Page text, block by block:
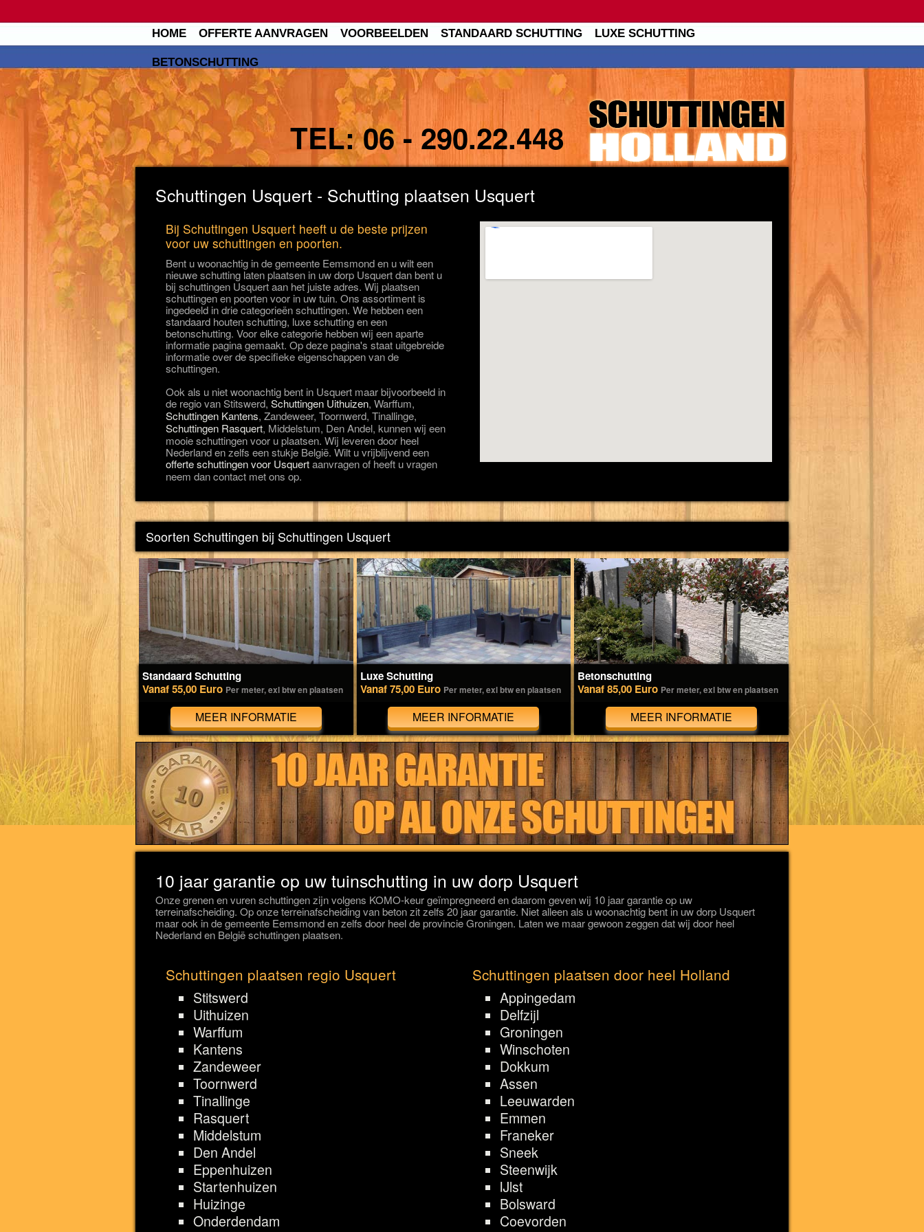
HOME OFFERTE AANVRAGEN VOORBEELDEN STANDAARD SCHUTTING LUXE SCHUTTING
BETONSCHUTTING
TEL:06 - 290.22.448
Schuttingen Usquert - Schutting plaatsen Usquert
Bij Schuttingen Usquert heeft u de beste prijzen
voor uw schuttingen en poorten.
Bent u woonachtig in de gemeente Eemsmond en u wilt een
nieuwe schutting laten plaatsen in uw dorp Usquert dan bent u
bij schuttingen Usquert aan het juiste adres. Wij plaatsen
schuttingen en poorten voor in uw tuin. Ons assortiment is
ingedeeld in drie categorieën schuttingen. We hebben een
standaard houten schutting, luxe schutting en een
betonschutting. Voor elke categorie hebben wij een aparte
informatie pagina gemaakt. Op deze pagina's staat uitgebreide
informatie over de specifieke eigenschappen van de
schuttingen.
Ook als u niet woonachtig bent in Usquert maar bijvoorbeeld in
de regio van Stitswerd, Schuttingen Uithuizen, Warffum,
Schuttingen Kantens, Zandeweer, Toornwerd, Tinallinge,
Schuttingen Rasquert, Middelstum, Den Andel, kunnen wij een
mooie schuttingen voor u plaatsen. Wij leveren door heel
Nederland en zelfs een stukje België. Wilt u vrijblijvend een
offerte schuttingen voor Usquertaanvragen of heeft u vragen
neem dan contact met ons op.
Soorten Schuttingen bij Schuttingen Usquert
Standaard Schutting
Vanaf 55,00 Euro Per meter, exl btw en plaatsen
MEER INFORMATIE
Luxe Schutting
Vanaf 75,00 Euro Per meter, exl btw en plaatsen
MEER INFORMATIE
Betonschutting
Vanaf 85,00 Euro Per meter, exl btw en plaatsen
MEER INFORMATIE
10 jaar garantie op uw tuinschutting in uw dorp Usquert
Onze grenen en vuren schuttingen zijn volgens KOMO-keur geïmpregneerd en daarom geven wij 10 jaar garantie op uw
terreinafscheiding. Op onze terreinafscheiding van beton zit zelfs 20 jaar garantie. Niet alleen als u woonachtig bent in uw dorp Usquert
maar ook in de gemeente Eemsmond en zelfs door heel de provincie Groningen. Laten we maar gewoon zeggen dat wij door heel
Nederland en België schuttingen plaatsen.
Schuttingen plaatsen regio Usquert
Stitswerd
Uithuizen
Warffum
Kantens
Zandeweer
Toornwerd
Tinallinge
Rasquert
Middelstum
Den Andel
Eppenhuizen
Startenhuizen
Huizinge
Onderdendam
Schuttingen plaatsen door heel Holland
Appingedam
Delfzijl
Groningen
Winschoten
Dokkum
Assen
Leeuwarden
Emmen
Franeker
Sneek
Steenwijk
IJlst
Bolsward
Coevorden